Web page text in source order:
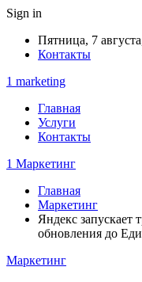
Sign in
Пятница, 7
Контакты
1 marketing
Главная
Услуги
Контакты
1 Маркетинг
Главная
Маркетинг
Яндекс запускает
обновления до
Маркетинг